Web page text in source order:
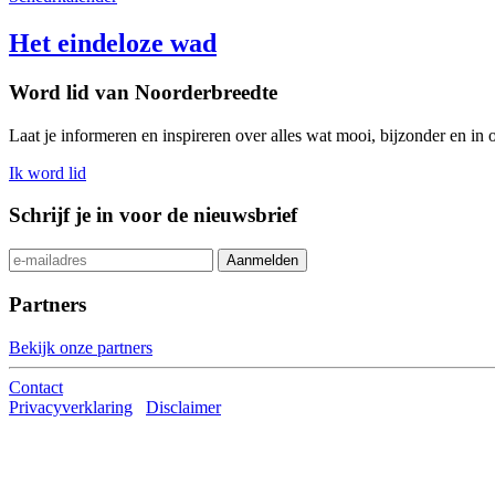
Het eindeloze wad
Word lid van Noorderbreedte
Laat je informeren en inspireren over alles wat mooi, bijzonder en
Ik word lid
Schrijf je in voor de nieuwsbrief
Partners
Bekijk onze partners
Contact
Privacyverklaring
Disclaimer